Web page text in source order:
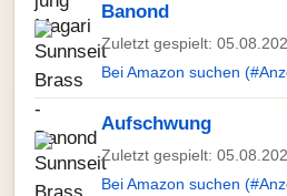
Banond
Zuletzt gespielt:
Bei Amazon suchen
Aufschwung
Zuletzt gespielt:
Bei Amazon suchen